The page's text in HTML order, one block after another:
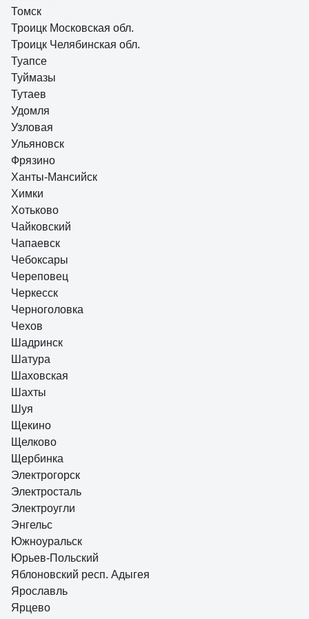
Томск
Троицк Московская обл.
Троицк Челябинская обл.
Туапсе
Туймазы
Тутаев
Удомля
Узловая
Ульяновск
Фрязино
Ханты-Мансийск
Химки
Хотьково
Чайковский
Чапаевск
Чебоксары
Череповец
Черкесск
Черноголовка
Чехов
Шадринск
Шатура
Шаховская
Шахты
Шуя
Щекино
Щелково
Щербинка
Электрогорск
Электросталь
Электроугли
Энгельс
Южноуральск
Юрьев-Польский
Яблоновский респ. Адыгея
Ярославль
Ярцево